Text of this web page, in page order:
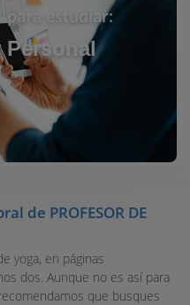
para estudiar:
Personal
de PROFESOR DE
yoga, en páginas
dos. Aunque no es así para
que busques